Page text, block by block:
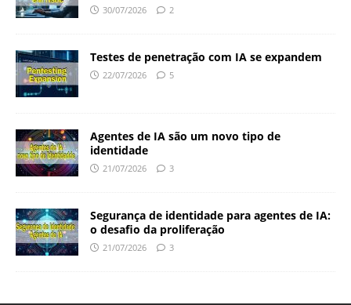
30/07/2026 2
Testes de penetração com IA se expandem
22/07/2026 5
Agentes de IA são um novo tipo de
identidade
21/07/2026 3
Segurança de identidade para agentes de IA:
o desafio da proliferação
21/07/2026 3